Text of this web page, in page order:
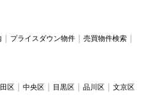
プライスダウン物件
売買物件検索
区 中央区 目黒区 品川区 文京区